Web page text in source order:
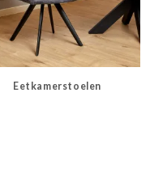
Eetkamerstoelen